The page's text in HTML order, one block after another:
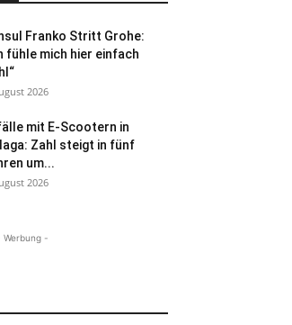
Franko Stritt Grohe:
fühle mich hier einfach
2026
mit E-Scootern in
Zahl steigt in fünf
um...
2026
Werbung -